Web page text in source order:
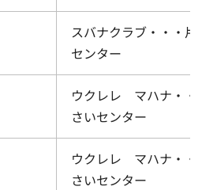
スバナクラブ・・・
センター
ウクレレ マハナ・・
さいセンター
ウクレレ マハナ・・
さいセンター